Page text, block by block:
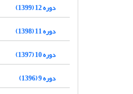
دوره 12 (1399)
دوره 11 (1398)
دوره 10 (1397)
دوره 9 (1396)